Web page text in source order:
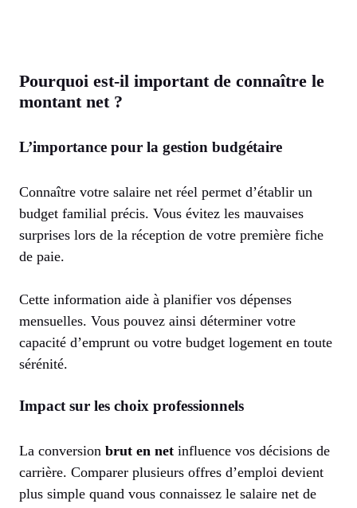
Pourquoi est-il important de connaître le
montant net ?
L’importance pour la gestion budgétaire
Connaître votre salaire net réel permet d’établir un
budget familial précis. Vous évitez les mauvaises
surprises lors de la réception de votre première fiche
de paie.
Cette information aide à planifier vos dépenses
mensuelles. Vous pouvez ainsi déterminer votre
capacité d’emprunt ou votre budget logement en toute
sérénité.
Impact sur les choix professionnels
La conversion brut en net influence vos décisions de
carrière. Comparer plusieurs offres d’emploi devient
plus simple quand vous connaissez le salaire net de